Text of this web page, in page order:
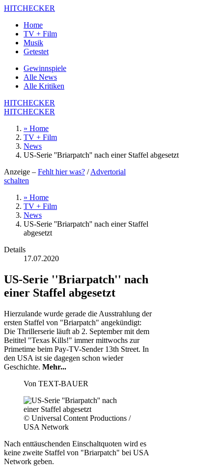
HITCHECKER
Home
TV + Film
Musik
Getestet
Gewinnspiele
Alle News
Alle Kritiken
HITCHECKER
HITCHECKER
» Home
TV + Film
News
US-Serie ''Briarpatch'' nach einer Staffel abgesetzt
Anzeige – Fehlt hier was? /Advertorial
schalten
» Home
TV + Film
News
US-Serie ''Briarpatch'' nach einer Staffel
abgesetzt
Details
17.07.2020
US-Serie ''Briarpatch'' nach
einer Staffel abgesetzt
Hierzulande wurde gerade die Ausstrahlung der
ersten Staffel von "Briarpatch" angekündigt:
Die Thrillerserie läuft ab 2. September mit dem
Beititel "Texas Kills!" immer mittwochs zur
Primetime beim Pay-TV-Sender 13th Street. In
den USA ist sie dagegen schon wieder
Geschichte. Mehr...
Von TEXT-BAUER
© Universal Content Productions /
USA Network
Nach enttäuschenden Einschaltquoten wird es
keine zweite Staffel von "Briarpatch" bei USA
Network geben.